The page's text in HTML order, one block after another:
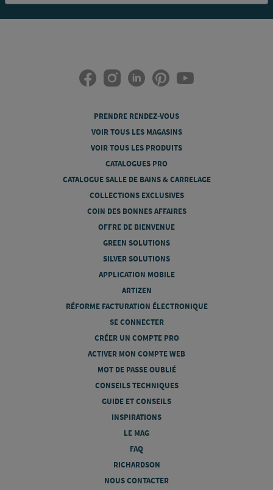
PRENDRE RENDEZ-VOUS
VOIR TOUS LES MAGASINS
VOIR TOUS LES PRODUITS
CATALOGUES PRO
CATALOGUE SALLE DE BAINS & CARRELAGE
COLLECTIONS EXCLUSIVES
COIN DES BONNES AFFAIRES
OFFRE DE BIENVENUE
GREEN SOLUTIONS
SILVER SOLUTIONS
APPLICATION MOBILE
ARTIZEN
RÉFORME FACTURATION ÉLECTRONIQUE
SE CONNECTER
CRÉER UN COMPTE PRO
ACTIVER MON COMPTE WEB
MOT DE PASSE OUBLIÉ
CONSEILS TECHNIQUES
GUIDE ET CONSEILS
INSPIRATIONS
LE MAG
FAQ
RICHARDSON
NOUS CONTACTER